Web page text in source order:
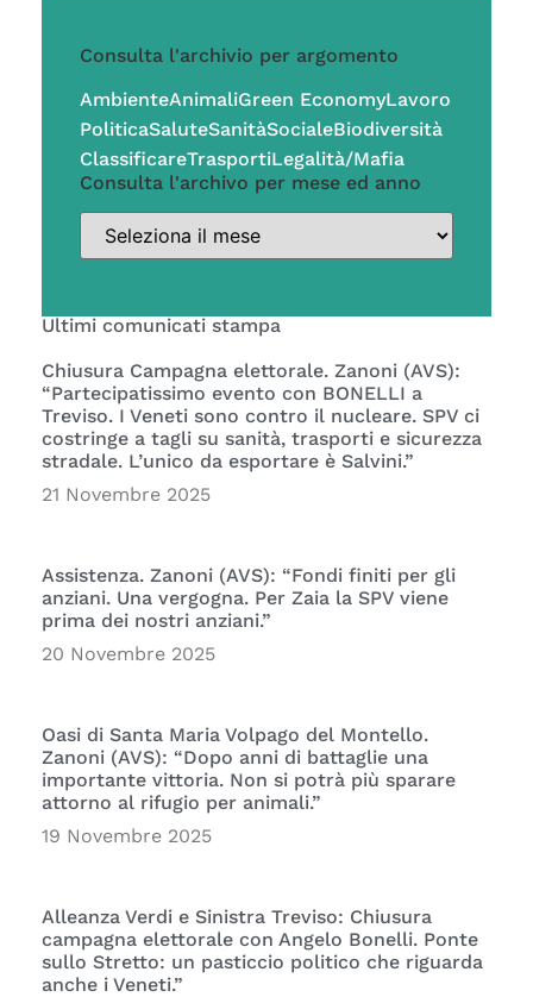
Consulta l'archivio per argomento
AmbienteAnimaliGreen EconomyLavoro
PoliticaSaluteSanitàSocialeBiodiversità
ClassificareTrasportiLegalità/Mafia
Consulta l'archivo per mese ed anno
Ultimi comunicati stampa
Chiusura Campagna elettorale. Zanoni (AVS):
“Partecipatissimo evento con BONELLI a
Treviso. I Veneti sono contro il nucleare. SPV ci
costringe a tagli su sanità, trasporti e sicurezza
stradale. L’unico da esportare è Salvini.”
21 Novembre 2025
Assistenza. Zanoni (AVS): “Fondi finiti per gli
anziani. Una vergogna. Per Zaia la SPV viene
prima dei nostri anziani.”
20 Novembre 2025
Oasi di Santa Maria Volpago del Montello.
Zanoni (AVS): “Dopo anni di battaglie una
importante vittoria. Non si potrà più sparare
attorno al rifugio per animali.”
19 Novembre 2025
Alleanza Verdi e Sinistra Treviso: Chiusura
campagna elettorale con Angelo Bonelli. Ponte
sullo Stretto: un pasticcio politico che riguarda
anche i Veneti.”